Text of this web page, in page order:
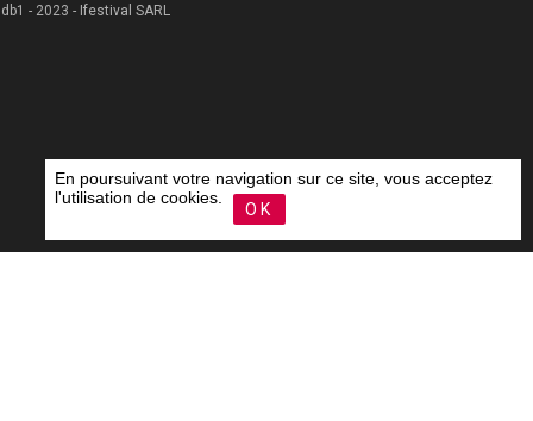
- 2023 - Ifestival SARL
En poursuivant votre navigation sur ce site, vous acceptez
l'utilisation de cookies.
OK